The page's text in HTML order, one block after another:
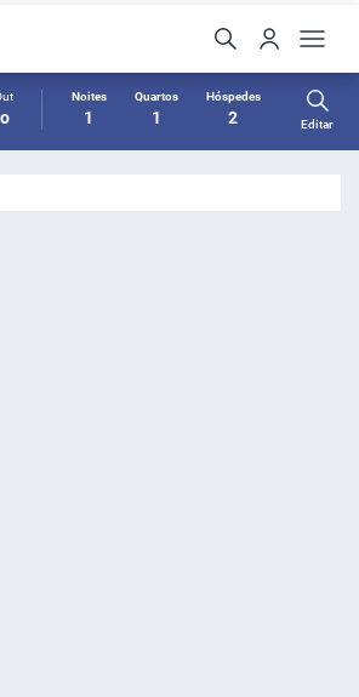
Noites
1
Quartos
1
Hóspedes
2 Editar